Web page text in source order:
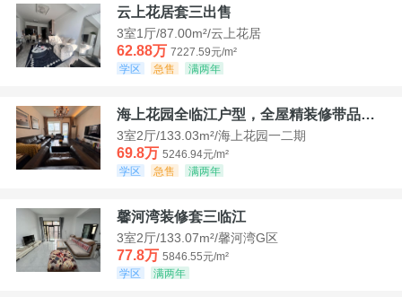
云上花居套三出售
3室1厅/87.00m²/云上花居
62.88万 7227.59元/m²
学区
急售 满两年
海上花园全临江户型，全屋精装修带品牌家具家电，诚意出售！
3室2厅/133.03m²/海上花园一二期
69.8万 5246.94元/m²
学区
急售 满两年
馨河湾装修套三临江
3室2厅/133.07m²/馨河湾G区
77.8万 5846.55元/m²
学区
满两年